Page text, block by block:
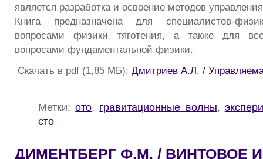
является разработка и освоение методов
Книга предназначена для специалистов-
вопросами физики тяготения, а также для
вопросами фундаментальной физики.
Скачать в pdf (1,85 МБ): Дмитриев А.Л. /
Метки:ото, гравитационные волны,
сто
ДИМЕНТБЕРГ Ф.М. / ВИНТОВОЕ